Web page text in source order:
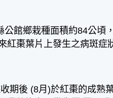
館鄉栽種面積約84公
紅棗葉片上發生之病斑症
期後 (8月)於紅棗的成熟